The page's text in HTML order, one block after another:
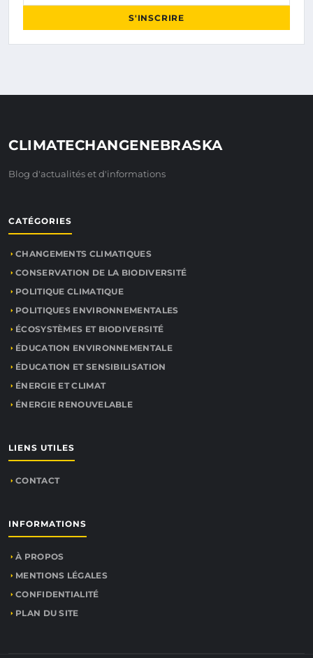
S'INSCRIRE
CLIMATECHANGENEBRASKA
Blog d'actualités et d'informations
CATÉGORIES
CHANGEMENTS CLIMATIQUES
CONSERVATION DE LA BIODIVERSITÉ
POLITIQUE CLIMATIQUE
POLITIQUES ENVIRONNEMENTALES
ÉCOSYSTÈMES ET BIODIVERSITÉ
ÉDUCATION ENVIRONNEMENTALE
ÉDUCATION ET SENSIBILISATION
ÉNERGIE ET CLIMAT
ÉNERGIE RENOUVELABLE
LIENS UTILES
CONTACT
INFORMATIONS
À PROPOS
MENTIONS LÉGALES
CONFIDENTIALITÉ
PLAN DU SITE